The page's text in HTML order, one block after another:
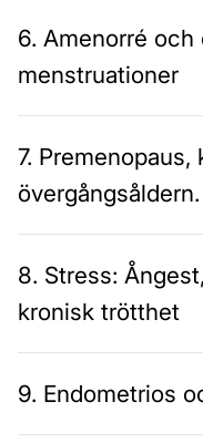
6. Amenorré och
menstruationer
7.
övergångsåldern.
8. Stress:
kronisk trötthet
9. Endometrios